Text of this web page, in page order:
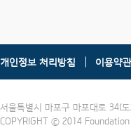
개인정보 처리방침 이용약관
서울특별시 마포구 마포대로 34(
COPYRIGHT ⓒ 2014